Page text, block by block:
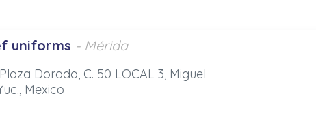
uniforms - Mérida
Dorada, C. 50 LOCAL 3, Miguel
Mexico